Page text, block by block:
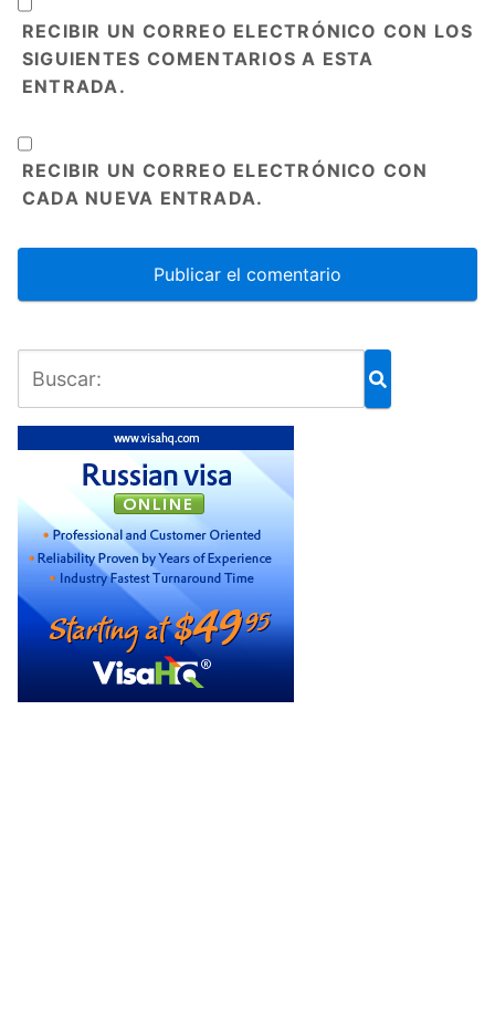
RECIBIR UN CORREO ELECTRÓNICO CON LOS
SIGUIENTES COMENTARIOS A ESTA
ENTRADA.
RECIBIR UN CORREO ELECTRÓNICO CON
CADA NUEVA ENTRADA.